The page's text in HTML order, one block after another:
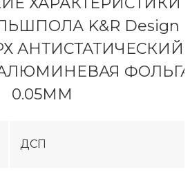
K&R Design
АНТИСТАТИЧЕСКИЙ
0.05ММ
ДСП